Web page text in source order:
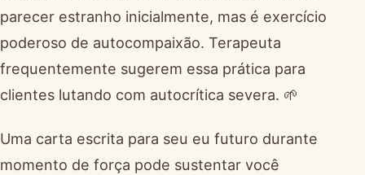
parecer estranho inicialmente, mas é exercício
poderoso de autocompaixão. Terapeuta
frequentemente sugerem essa prática para
clientes lutando com autocrítica severa. 🌱
Uma carta escrita para seu eu futuro durante
momento de força pode sustentar você